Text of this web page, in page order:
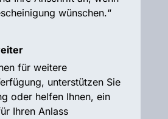
wünschen.“
für weitere
unterstützen Sie
oder helfen Ihnen, ein
Ihren Anlass